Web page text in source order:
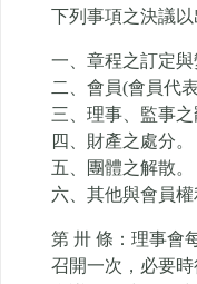
下列事項之決議以
一、章程之訂定與
二、會員(會員代
三、理事、監事之
四、財產之處分。
五、團體之解散。
六、其他與會員權
第 卅 條：理事會
召開一次，必要